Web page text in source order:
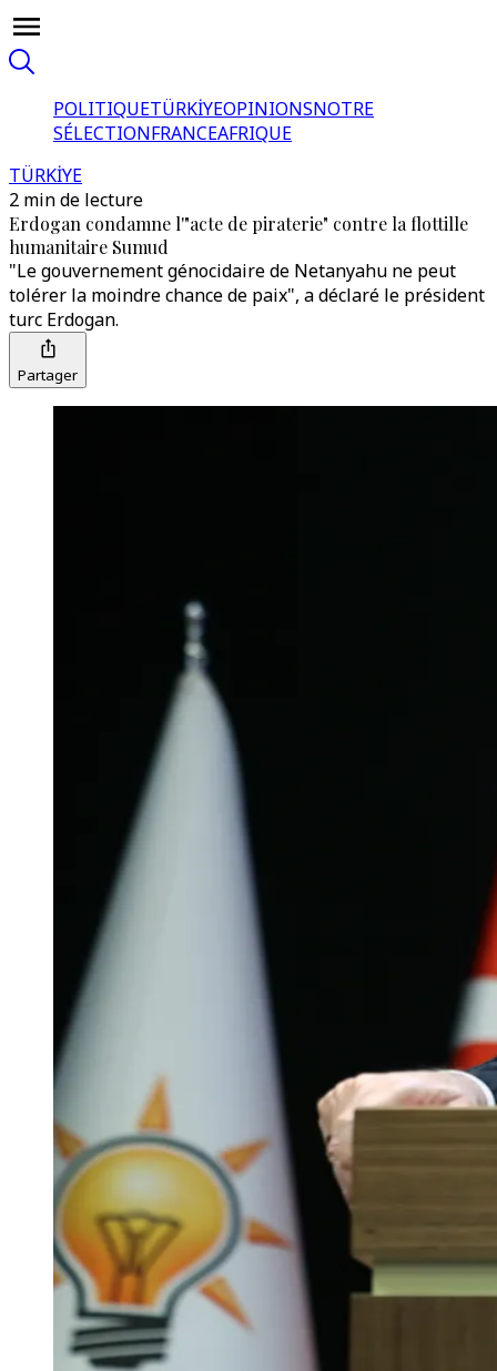
POLITIQUETÜRKİYEOPINIONSNOTRE
SÉLECTIONFRANCEAFRIQUE
TÜRKİYE
2 min de lecture
Erdogan condamne l'"acte de piraterie" contre la flottille
humanitaire Sumud
"Le gouvernement génocidaire de Netanyahu ne peut
tolérer la moindre chance de paix", a déclaré le président
turc Erdogan.
Partager